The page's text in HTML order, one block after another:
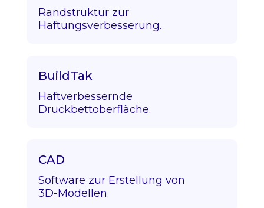
Randstruktur zur
Haftungsverbesserung.
BuildTak
Haftverbessernde
Druckbettoberfläche.
CAD
Software zur Erstellung von
3D-Modellen.